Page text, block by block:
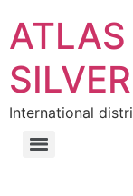
SILVER
International